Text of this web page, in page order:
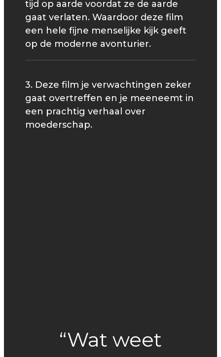
tijd op aarde voordat ze de aarde
gaat verlaten. Waardoor deze film
een hele fijne menselijke kijk geeft
op de moderne avonturier.
3. Deze film je verwachtingen zeker
gaat overtreffen en je meeneemt in
een prachtig verhaal over
moederschap.
“Wat weet